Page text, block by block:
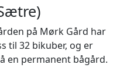
på Mørk Gård har
til 32 bikuber, og er
en permanent bågård.